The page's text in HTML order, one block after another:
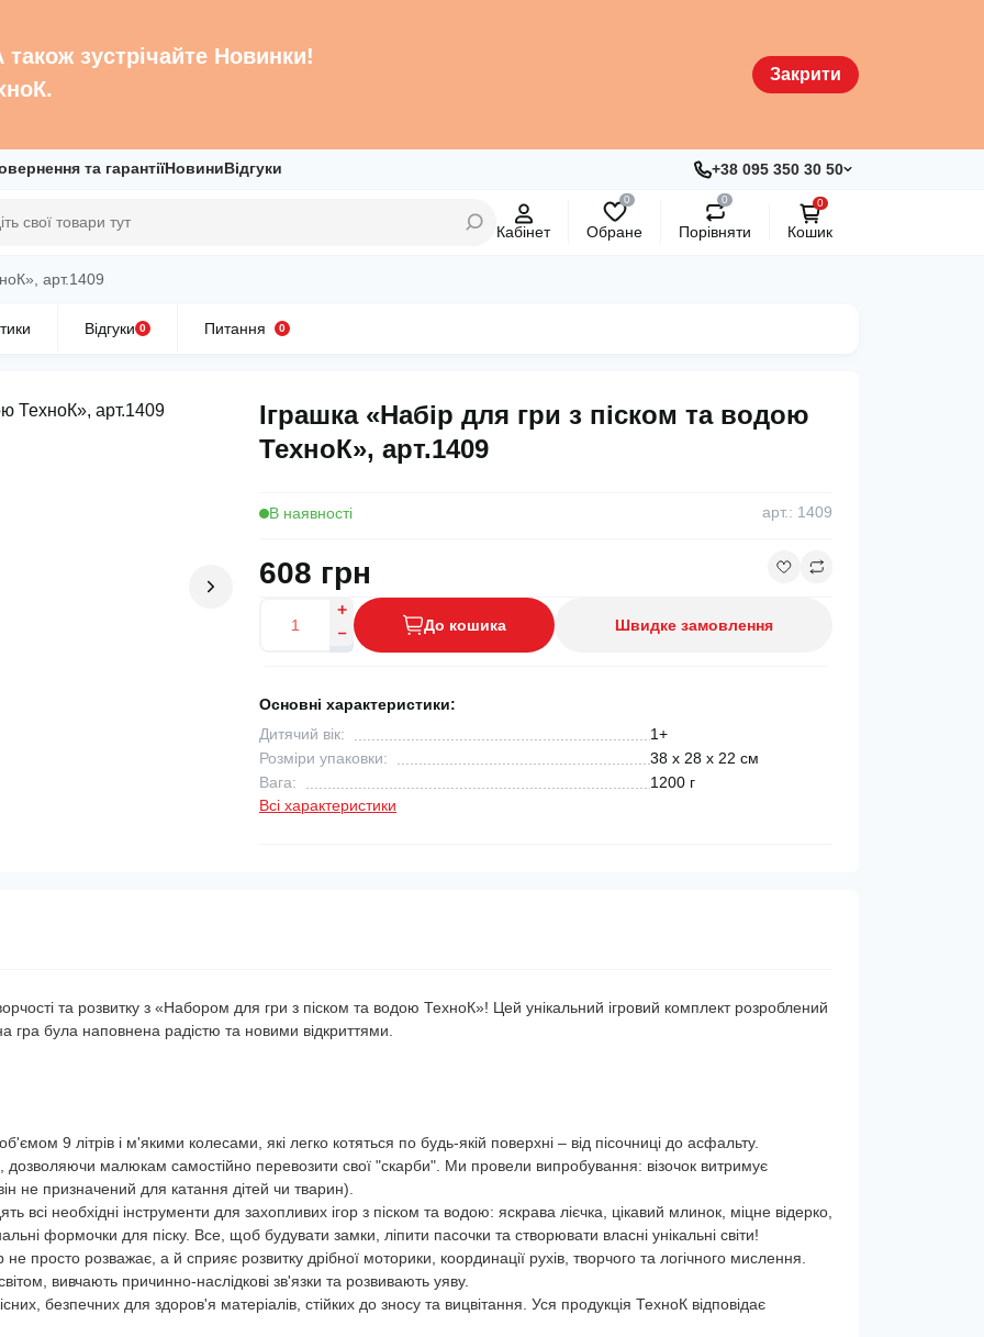
також зустрічайте Новинки!
Закрити
та гарантіїНовини Відгуки +38 095 350 30 50
Кабінет
0
Обране
0
Порівняти
0
Кошик
арт.1409
Відгуки 0 Питання 0
Іграшка «Набір для гри з піском та водою
ТехноК», арт.1409
В наявності арт.: 1409
608 грн
До кошика Швидке замовлення
Основні характеристики:
Дитячий вік:
1+
Розміри упаковки:
38 х 28 х 22 см
Вага:
1200 г
Всі характеристики
та розвитку з «Набором для гри з піском та водою ТехноК»! Цей унікальний ігровий комплект розроблений
гра була наповнена радістю та новими відкриттями.
9 літрів і м'якими колесами, які легко котяться по будь-якій поверхні – від пісочниці до асфальту.
дозволяючи малюкам самостійно перевозити свої "скарби". Ми провели випробування: візочок витримує
не призначений для катання дітей чи тварин).
всі необхідні інструменти для захопливих ігор з піском та водою: яскрава лієчка, цікавий млинок, міцне відерко,
формочки для піску. Все, щоб будувати замки, ліпити пасочки та створювати власні унікальні світи!
просто розважає, а й сприяє розвитку дрібної моторики, координації рухів, творчого та логічного мислення.
вивчають причинно-наслідкові зв'язки та розвивають уяву.
безпечних для здоров'я матеріалів, стійких до зносу та вицвітання. Уся продукція ТехноК відповідає